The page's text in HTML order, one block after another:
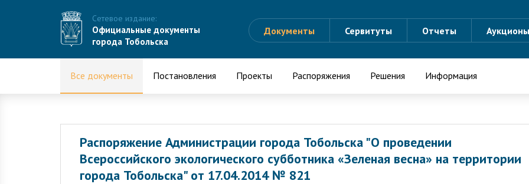
Сетевое издание:
Официальные документы
города Тобольска
Документы Сервитуты Отчеты Аукционы
Все документы Постановления Проекты Распоряжения Решения Информация
Распоряжение Администрации города Тобольска "О проведении
Всероссийского экологического субботника «Зеленая весна» на территории
города Тобольска" от 17.04.2014 № 821